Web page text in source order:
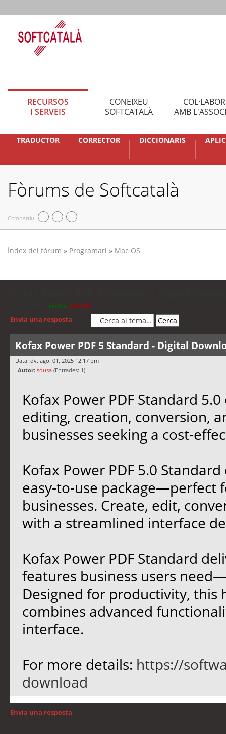
RECURSOS
I SERVEIS
CONEIXEU
SOFTCATALÀ
AMB
TRADUCTOR CORRECTOR DICCIONARIS
Fòrums de Softcatalà
Compartiu
Índex del fòrum » Programari » Mac OS
jordis cubells
Envia una resposta
Kofax Power PDF 5 Standard - Digital
Data: dv. ago. 01, 2025 12:17 pm
Autor: sdusa (Entrades: 1)
Kofax Power PDF Standard
editing, creation, conversion,
businesses seeking a cost-
Kofax Power PDF 5.0
easy-to-use package—perfect
businesses. Create, edit,
with a streamlined interface
Kofax Power PDF Standard
features business users
Designed for productivity, this
combines advanced
interface.
For more details: https://
download
Envia una resposta